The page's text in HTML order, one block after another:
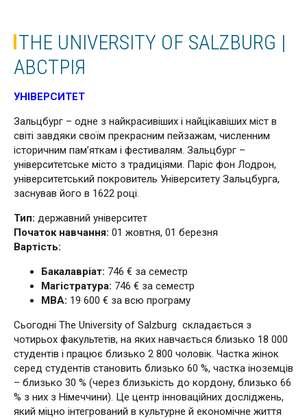
THE UNIVERSITY OF SALZBURG |
АВСТРІЯ
УНІВЕРСИТЕТ
Зальцбург – одне з найкрасивіших і найцікавіших міст в
світі завдяки своїм прекрасним пейзажам, численним
історичним пам’яткам і фестивалям. Зальцбург –
університетське місто з традиціями. Паріс фон Лодрон,
університетський покровитель Університету Зальцбурга,
заснував його в 1622 році.
Тип: державний університет
Початок навчання: 01 жовтня, 01 березня
Вартість:
Бакалавріат: 746 € за семестр
Магістратура: 746 € за семестр
МВА: 19 600 € за всю програму
Сьогодні The University of Salzburg складається з
чотирьох факультетів, на яких навчається близько 18 000
студентів і працює близько 2 800 чоловік. Частка жінок
серед студентів становить близько 60 %, частка іноземців
– близько 30 % (через близькість до кордону, близько 66
% з них з Німеччини). Це центр інноваційних досліджень,
який міцно інтегрований в культурне й економічне життя